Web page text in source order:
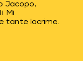
Jacopo,
Mi
tante lacrime.